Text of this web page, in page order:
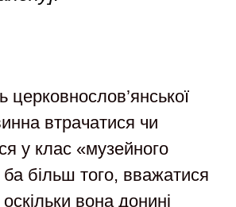
церковнослов’янської
втрачатися чи
у клас «музейного
ба більш того, вважатися
вона донині